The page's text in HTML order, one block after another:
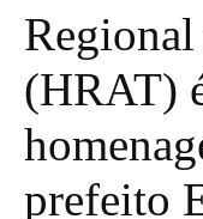
(HRAT)
prefeito